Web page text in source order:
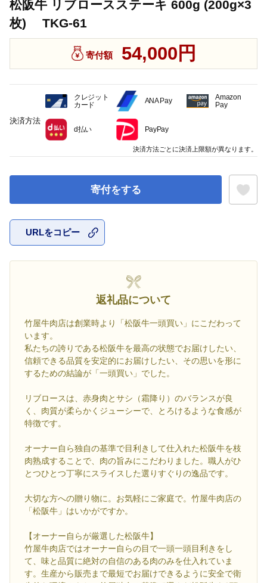
松阪牛 リブロースステーキ 600g (200g×3
枚) TKG-61
寄付額 54,000円
寄付をする
URLをコピー
返礼品について
竹屋牛肉店は創業時より「松阪牛一頭買い」にこだわって
います。
私たちの誇りである松阪牛を最高の状態でお届けしたい、
信頼できる品質を安定的にお届けしたい、その思いを形に
するための結論が「一頭買い」でした。
リブロースは、赤身肉とサシ（霜降り）のバランスが良
く、肉質が柔らかくジューシーで、とろけるような食感が
特徴です。
オーナー自ら独自の基準で目利きして仕入れた松阪牛を枝
肉熟成することで、肉の旨みにこだわりました。職人がひ
とつひとつ丁寧にスライスした選りすぐりの逸品です。
大切な方への贈り物に。お気軽にご家庭で。竹屋牛肉店の
「松阪牛」はいかがですか。
【オーナー自らが厳選した松阪牛】
竹屋牛肉店ではオーナー自らの目で一頭一頭目利きをし
て、味と品質に絶対の自信のある肉のみを仕入れていま
す。生産から販売まで最短でお届けできるように安全で衛
決済方法
クレジット
カード
ANA Pay
Amazon
Pay
d払い PayPay
決済方法ごとに決済上限額が異なります。